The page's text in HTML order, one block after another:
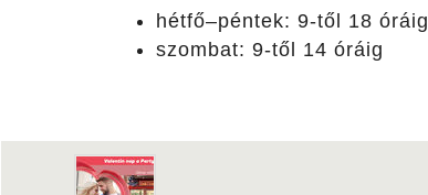
hétfő–péntek: 9-től 18 óráig
szombat: 9-től 14 óráig